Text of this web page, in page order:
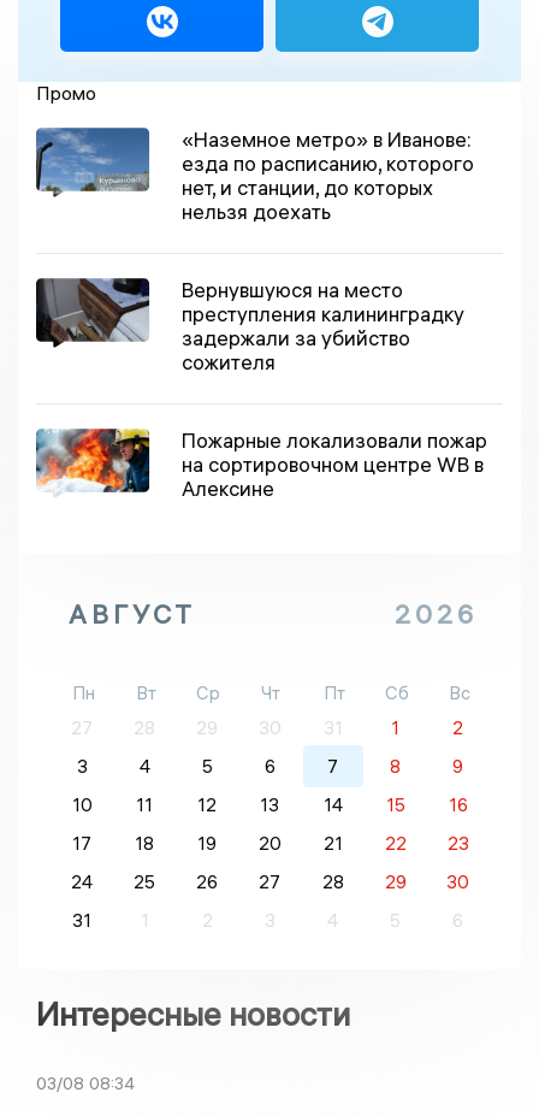
Промо
«Наземное метро» в Иванове:
езда по расписанию, которого
нет, и станции, до которых
нельзя доехать
Вернувшуюся на место
преступления калининградку
задержали за убийство
сожителя
Пожарные локализовали пожар
на сортировочном центре WB в
Алексине
АВГУСТ 2026
Пн Вт Ср Чт Пт Сб
Вс
27
28 29 30 31 1
2
3
4 5 6 7 8
9
10
11 12 13 14 15
16
17
18 19 20 21 22
23
24
25 26 27 28 29
30
31
1 2 3 4 5 6
Интересные новости
03/08 08:34